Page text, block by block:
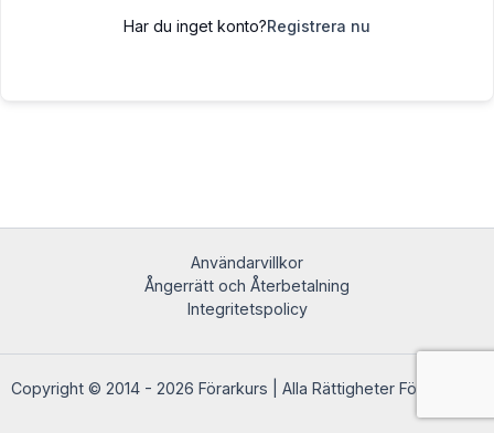
Har du inget konto?Registrera nu
Användarvillkor
Ångerrätt och Återbetalning
Integritetspolicy
Copyright © 2014 - 2026 Förarkurs | Alla Rättigheter Förbehållna